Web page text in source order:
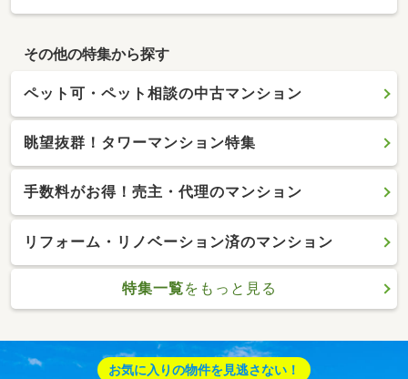
その他の特集から探す
ペット可・ペット相談の中古マンション
眺望抜群！タワーマンション特集
手数料がお得！売主・代理のマンション
リフォーム・リノベーション済のマンション
特集一覧をもっと見る
お気に入りの物件を見逃さない！